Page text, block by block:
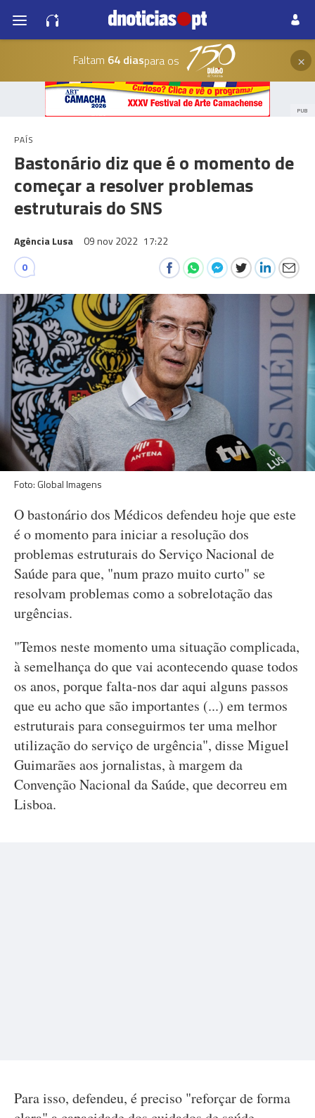
Faltam 64 diaspara os ×
PUB
PAÍS
Bastonário diz que é o momento de
começar a resolver problemas
estruturais do SNS
Agência Lusa 09 nov 2022 17:22
0
Foto: Global Imagens
O bastonário dos Médicos defendeu hoje que este
é o momento para iniciar a resolução dos
problemas estruturais do Serviço Nacional de
Saúde para que, "num prazo muito curto" se
resolvam problemas como a sobrelotação das
urgências.
"Temos neste momento uma situação complicada,
à semelhança do que vai acontecendo quase todos
os anos, porque falta-nos dar aqui alguns passos
que eu acho que são importantes (...) em termos
estruturais para conseguirmos ter uma melhor
utilização do serviço de urgência", disse Miguel
Guimarães aos jornalistas, à margem da
Convenção Nacional da Saúde, que decorreu em
Lisboa.
Para isso, defendeu, é preciso "reforçar de forma